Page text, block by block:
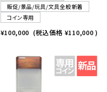
販促/景品/玩具/文具全般新着
コイン専用
¥100,000 (税込価格 ¥110,000 )